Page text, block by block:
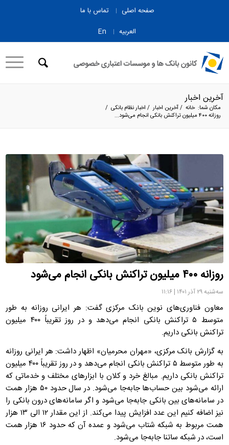
صفحه اصلی
تماس با ما
العربیه
En
آخرین اخبار
مکان شما: خانه /آخرین اخبار / اخبار نظام بانکی /
روزانه ۴۰۰ میلیون تراکنش بانکی انجام می‌شود...
روزانه ۴۰۰ میلیون تراکنش بانکی انجام می‌شود
سه‌شنبه ۲۹ آذر ۱۴۰۱ | ۱۱:۱۶
معاون فناوری‌های نوین بانک مرکزی گفت: هر ایرانی روزانه به طور
متوسط ۵ تراکنش بانکی انجام می‌دهد و در روز تقریباً ۴۰۰ میلیون
تراکنش بانکی داریم.
به گزارش بانک مرکزی، «مهران محرمیان» اظهار داشت: هر ایرانی روزانه
به طور متوسط ۵ تراکنش بانکی انجام می‌دهد و در روز تقریباً ۴۰۰ میلیون
تراکنش بانکی داریم. مبالغ خرد و کلان با ابزارهای مختلف و خدماتی که
ارائه می‌شود بین حساب‌ها جابه‌جا می‌شود. در سال حدود ۵۰ هزار همت
در سامانه‌های بین بانکی جابه‌جا می‌شود و اگر سامانه‌های درون بانکی را
نیز اضافه کنیم این عدد افزایش پیدا می‌کند. از این مقدار ۱۲ الی ۱۳ هزار
همت مربوط به شبکه شتاب می‌شود و عمده آن که حدود ۱۶ هزار همت
است، در شبکه ساتنا جابه‌جا می‌شود.